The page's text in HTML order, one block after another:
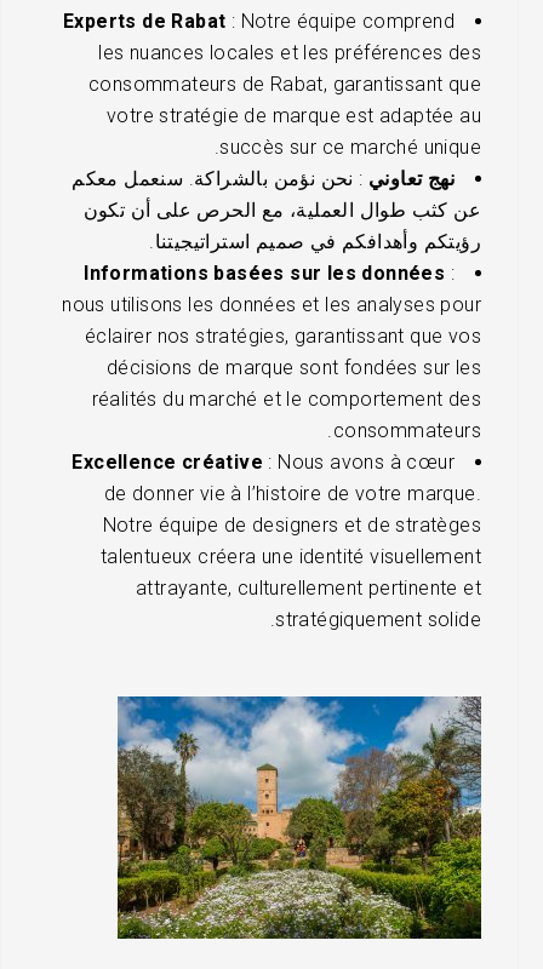
Experts de Rabat : Notre équipe comprend
les nuances locales et les préférences des
consommateurs de Rabat, garantissant que
votre stratégie de marque est adaptée au
succès sur ce marché unique.
نهج تعاوني : نحن نؤمن بالشراكة. سنعمل معكم
عن كثب طوال العملية، مع الحرص على أن تكون
رؤيتكم وأهدافكم في صميم استراتيجيتنا.
Informations basées sur les données :
nous utilisons les données et les analyses pour
éclairer nos stratégies, garantissant que vos
décisions de marque sont fondées sur les
réalités du marché et le comportement des
consommateurs.
Excellence créative : Nous avons à cœur
de donner vie à l’histoire de votre marque.
Notre équipe de designers et de stratèges
talentueux créera une identité visuellement
attrayante, culturellement pertinente et
stratégiquement solide.